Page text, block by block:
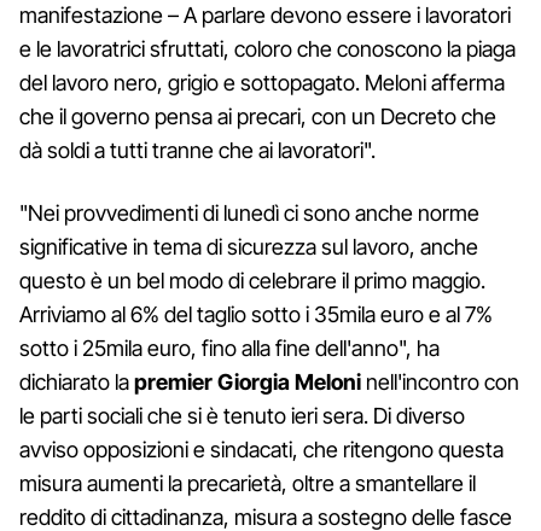
manifestazione – A parlare devono essere i lavoratori
e le lavoratrici sfruttati, coloro che conoscono la piaga
del lavoro nero, grigio e sottopagato. Meloni afferma
che il governo pensa ai precari, con un Decreto che
dà soldi a tutti tranne che ai lavoratori".
"Nei provvedimenti di lunedì ci sono anche norme
significative in tema di sicurezza sul lavoro, anche
questo è un bel modo di celebrare il primo maggio.
Arriviamo al 6% del taglio sotto i 35mila euro e al 7%
sotto i 25mila euro, fino alla fine dell'anno", ha
dichiarato lapremier Giorgia Meloni nell'incontro con
le parti sociali che si è tenuto ieri sera. Di diverso
avviso opposizioni e sindacati, che ritengono questa
misura aumenti la precarietà, oltre a smantellare il
reddito di cittadinanza, misura a sostegno delle fasce